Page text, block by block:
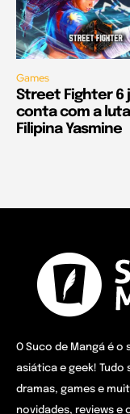
Games
Street Fighter 6
conta com a
Filipina Yasmine
O Suco de Mangá é
asiática e geek! Tudo
dramas, games e
novidades, reviews e